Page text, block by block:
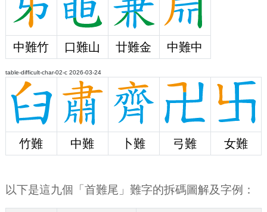
中難竹 口難山 廿難金 中難中
table-difficult-char-02-c 2026-03-24
竹難 中難 卜難 弓難 女難
以下是這九個「首難尾」難字的拆碼圖解及字例：